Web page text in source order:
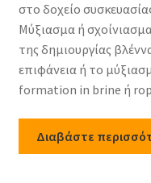
στο δοχείο
Μύξιασμα ή
της δημιουργίας
επιφάνεια ή το
formation in brine ή
Διαβάστε